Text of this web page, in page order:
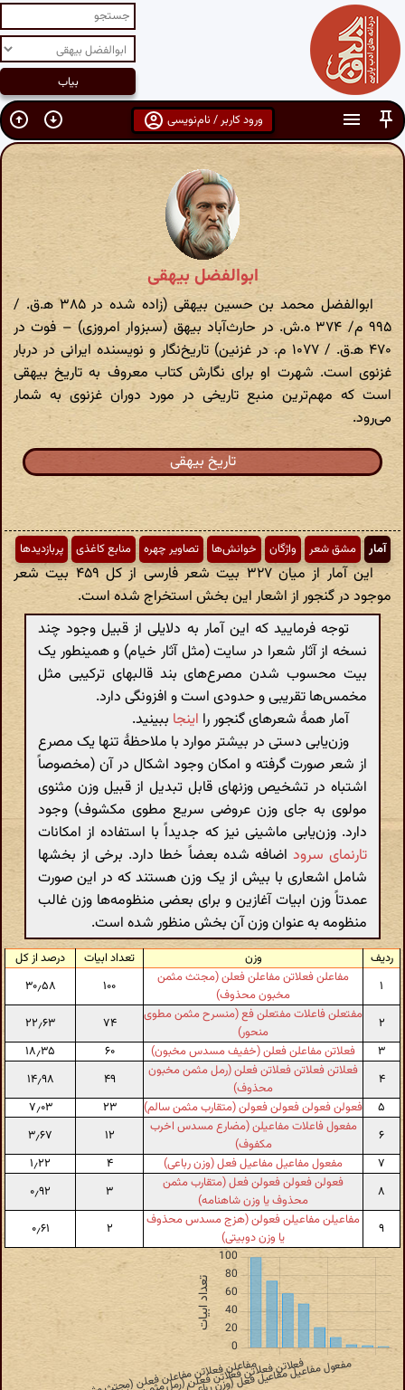
ورود کاربر / نام‌نویسی
ابوالفضل بیهقی
ابوالفضل محمد بن حسین بیهقی (زاده شده در ۳۸۵ ه‍.ق. /
۹۹۵ م/ ۳۷۴ ه.ش. در حارث‌آباد بیهق (سبزوار امروزی) – فوت در
۴۷۰ ه‍.ق. / ۱۰۷۷ م. در غزنین) تاریخ‌نگار و نویسنده ایرانی در دربار
غزنوی است. شهرت او برای نگارش کتاب معروف به تاریخ بیهقی
است که مهم‌ترین منبع تاریخی در مورد دوران غزنوی به شمار
می‌رود.
تاریخ بیهقی
آمار مشق شعر واژگان خوانش‌ها تصاویر چهره منابع کاغذی پربازدیدها
این آمار از میان ۳۲۷ بیت شعر فارسی از کل ۴۵۹ بیت شعر
موجود در گنجور از اشعار این بخش استخراج شده است.
توجه فرمایید که این آمار به دلایلی از قبیل وجود چند
نسخه از آثار شعرا در سایت (مثل آثار خیام) و همینطور یک
بیت محسوب شدن مصرع‌های بند قالبهای ترکیبی مثل
مخمس‌ها تقریبی و حدودی است و افزونگی دارد.
آمار همهٔ شعرهای گنجور را اینجا ببینید.
وزن‌یابی دستی در بیشتر موارد با ملاحظهٔ تنها یک مصرع
از شعر صورت گرفته و امکان وجود اشکال در آن (مخصوصاً
اشتباه در تشخیص وزنهای قابل تبدیل از قبیل وزن مثنوی
مولوی به جای وزن عروضی سریع مطوی مکشوف) وجود
دارد. وزن‌یابی ماشینی نیز که جدیداً با استفاده از امکانات
تارنمای سرود اضافه شده بعضاً خطا دارد. برخی از بخشها
شامل اشعاری با بیش از یک وزن هستند که در این صورت
عمدتاً وزن ابیات آغازین و برای بعضی منظومه‌ها وزن غالب
منظومه به عنوان وزن آن بخش منظور شده است.
ردیف وزن تعداد ابیات
درصد از کل
۱
مفاعلن فعلاتن مفاعلن فعلن (مجتث مثمن
مخبون محذوف)
۱۰۰ ۳۰٫۵۸
۲
مفتعلن فاعلات مفتعلن فع (منسرح مثمن مطوی
منحور)
۷۴
۲۲٫۶۳
۳
فعلاتن مفاعلن فعلن (خفیف مسدس مخبون) ۶۰
۱۸٫۳۵
۴
فعلاتن فعلاتن فعلاتن فعلن (رمل مثمن مخبون
محذوف)
۴۹
۱۴٫۹۸
۵
فعولن فعولن فعولن فعولن (متقارب مثمن سالم) ۲۳
۷٫۰۳
۶
مفعول فاعلات مفاعیلن (مضارع مسدس اخرب
مکفوف)
۱۲
۳٫۶۷
۷
مفعول مفاعیل مفاعیل فعل (وزن رباعی) ۴
۱٫۲۲
۸
فعولن فعولن فعولن فعل (متقارب مثمن
محذوف یا وزن شاهنامه)
۳ ۰٫۹۲
۹
مفاعیلن مفاعیلن فعولن (هزج مسدس محذوف
یا وزن دوبیتی)
۲ ۰٫۶۱